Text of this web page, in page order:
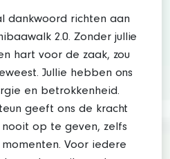
dankwoord richten aan
2.0. Zonder jullie
hart voor de zaak, zou
Jullie hebben ons
en betrokkenheid.
geeft ons de kracht
op te geven, zelfs
Voor iedere